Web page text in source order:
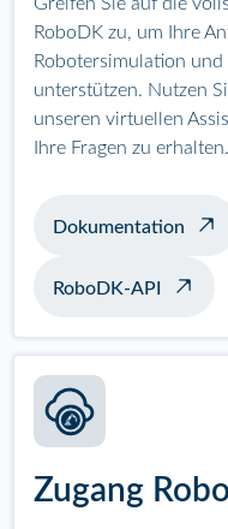
RoboDK zu, um Ihre
Robotersimulation
unterstützen. Nutzen
unseren virtuellen
Ihre Fragen zu erhalten.
Dokumentation
RoboDK-API
Zugang